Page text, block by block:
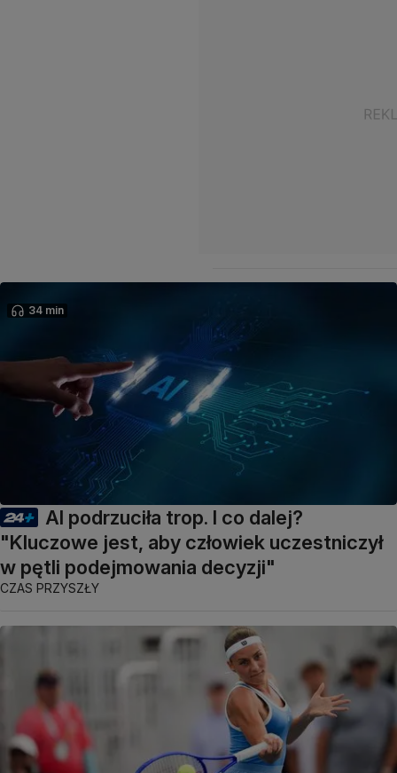
34 min
AI podrzuciła trop. I co dalej?
"Kluczowe jest, aby człowiek uczestniczył
w pętli podejmowania decyzji"
CZAS PRZYSZŁY